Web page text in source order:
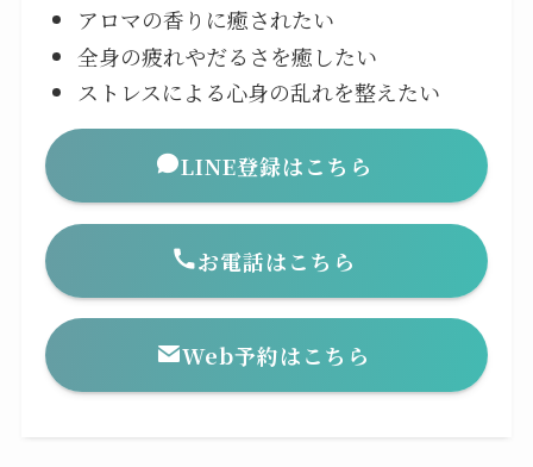
アロマの香りに癒されたい
全身の疲れやだるさを癒したい
ストレスによる心身の乱れを整えたい
LINE登録はこちら
お電話はこちら
Web予約はこちら